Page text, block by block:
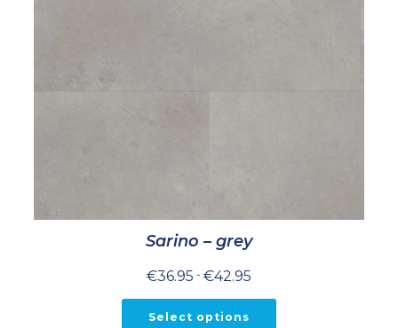
Sarino – grey
€36.95 - €42.95
tot
Select options